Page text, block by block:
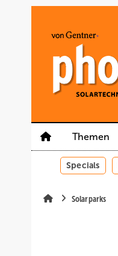
Themen
Specials
Solarparks